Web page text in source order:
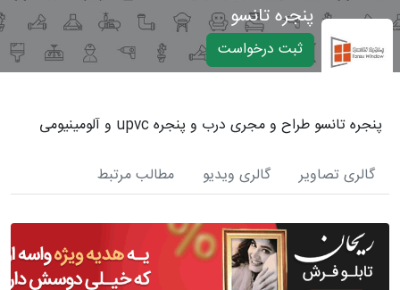
پنجره تانسو
ثبت درخواست
پنجره تانسو طراح و مجری درب و پنجره upvc و آلومینیومی
گالری تصاویر گالری ویدیو مطالب مرتبط